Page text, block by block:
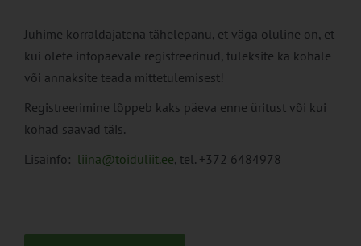
Juhime korraldajatena tähelepanu, et väga oluline on, et
kui olete infopäevale registreerinud, tuleksite ka kohale
või annaksite teada mittetulemisest!
Registreerimine lõppeb kaks päeva enne üritust või kui
kohad saavad täis.
Lisainfo: liina@toiduliit.ee, tel. +372 6484978